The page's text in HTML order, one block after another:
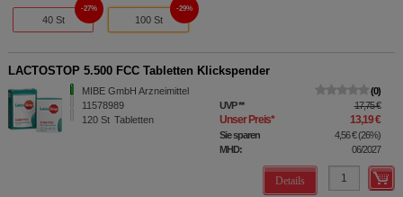
40 St
27%
100 St
29%
LACTOSTOP 5.500 FCC Tabletten Klickspender
MIBE GmbH Arzneimittel
11578989
120 St Tabletten
0
UVP** 17,75 €
Unser Preis* 13,19 €
Sie sparen 4,56 €(26%)
MHD:
06/2027
Details